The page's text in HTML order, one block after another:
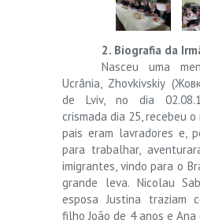
2. Biografia da
Nasceu uma
Ucrânia, Zhovkivskiy
de Lviv, no dia
crismada dia 25, recebeu o
pais eram lavradores e,
para trabalhar,
imigrantes, vindo para o
grande leva. Nicolau
esposa Justina traziam
filho João de 4 anos e Ana